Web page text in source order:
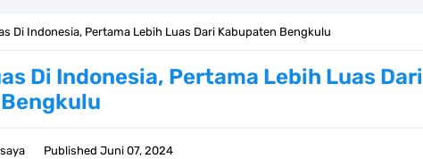
Negara Kepulauan Yang Terletak Di Kawasan Karibia
Di Indonesia, Pertama Lebih Luas Dari Kabupaten Bengkulu
Di Indonesia, Pertama Lebih Luas Dari
Published Juni 07, 2024